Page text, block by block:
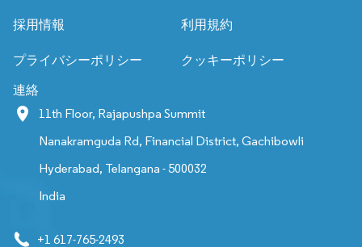
採用情報 利用規約
プライバシーポリシー クッキーポリシー
連絡
11th Floor, Rajapushpa Summit
Nanakramguda Rd, Financial District, Gachibowli
Hyderabad, Telangana - 500032
India
+1 617-765-2493